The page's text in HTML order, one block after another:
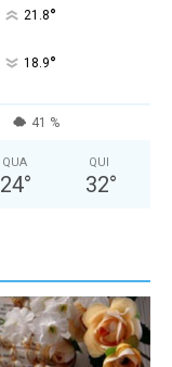
21.8°
18.9°
41 %
QUA
24°
QUI
32°